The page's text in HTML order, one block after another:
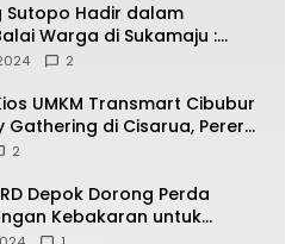
Sutopo Hadir dalam
Warga di Sukamaju :
untuk Kolaborasi dan
2
UMKM Transmart Cibubur
Gathering di Cisarua, Pererat
Kekompakan
2
Depok Dorong Perda
Kebakaran untuk